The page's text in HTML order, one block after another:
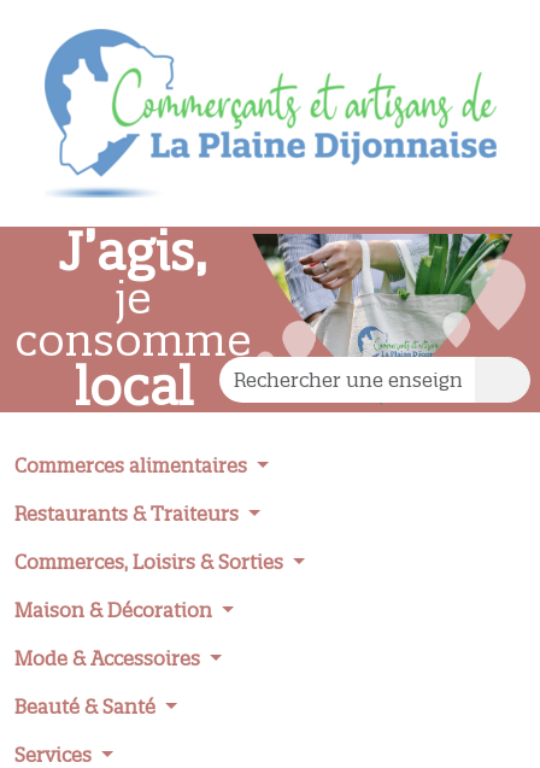
J’agis,
je
consomme
local
Commerces alimentaires
Restaurants & Traiteurs
Commerces, Loisirs & Sorties
Maison & Décoration
Mode & Accessoires
Beauté & Santé
Services